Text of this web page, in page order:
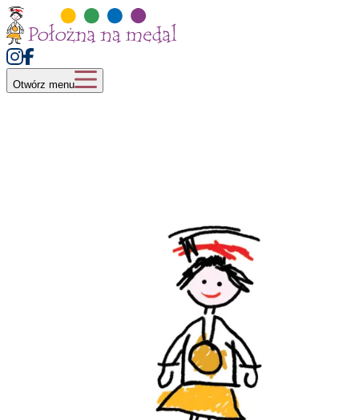
Otwórz menu